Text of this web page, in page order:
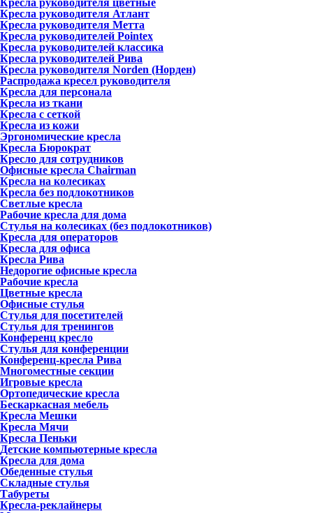
Кресла руководителя цветные
Кресла руководителя Атлант
Кресла рyководителя Метта
Кресла руководителей Pointex
Кресла руководителей классика
Кресла руководителей Рива
Кресла руководителя Norden (Норден)
Распродажа кресел руководителя
Кресла для персонала
Кресла из ткани
Кресла с сеткой
Кресла из кожи
Эргономические кресла
Кресла Бюрократ
Кресло для сотрудников
Офисные кресла Chairman
Кресла на колесиках
Кресла без подлокотников
Светлые кресла
Рабочие кресла для дома
Стулья на колесиках (без подлокотников)
Кресла для операторов
Кресла для офиса
Кресла Рива
Недорогие офисные кресла
Рабочие кресла
Цветные кресла
Офисные стулья
Стулья для посетителей
Стулья для тренингов
Конференц кресло
Стулья для конференции
Конференц-кресла Рива
Многоместные секции
Игровые кресла
Ортопедические кресла
Бескаркасная мебель
Кресла Мешки
Кресла Мячи
Кресла Пеньки
Детские компьютерные кресла
Кресла для дома
Обеденные стулья
Складные стулья
Табуреты
Кресла-реклайнеры